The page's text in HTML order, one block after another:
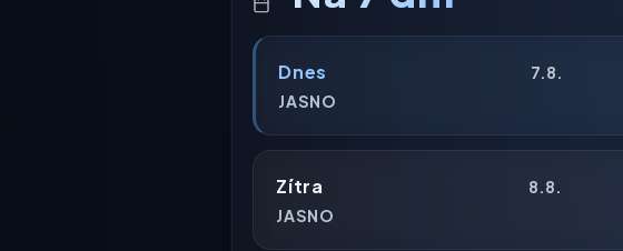
Dnes
7.8.
JASNO
Zítra
8.8.
JASNO